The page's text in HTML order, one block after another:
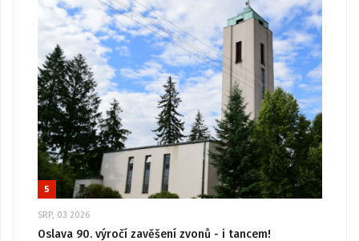
5
SRP, 03 2026
Oslava 90. výročí zavěšení zvonů - i tancem!